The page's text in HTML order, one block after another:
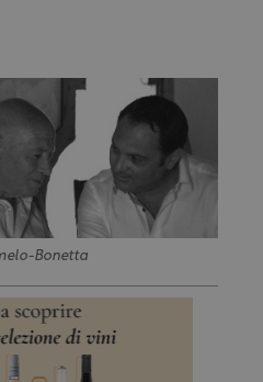
Bonetta